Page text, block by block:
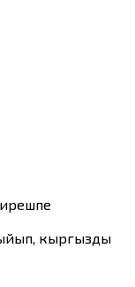
кыргызды